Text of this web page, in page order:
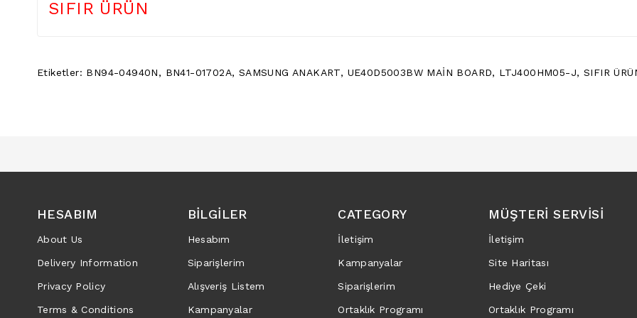
SIFIR ÜRÜN
Etiketler: BN94-04940N, BN41-01702A, SAMSUNG ANAKART, UE40D5003BW MAİN BOARD, LTJ400HM05-J, SIFIR
HESABIM
About Us
Delivery Information
Privacy Policy
Terms & Conditions
BILGILER
Hesabım
Siparişlerim
Alışveriş Listem
Kampanyalar
CATEGORY
İletişim
Kampanyalar
Siparişlerim
Ortaklık Programı
MÜŞTERI SERVISI
İletişim
Site Haritası
Hediye Çeki
Ortaklık Programı